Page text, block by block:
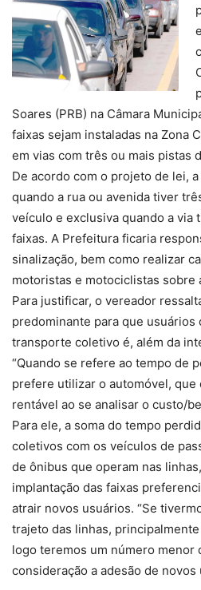
Soares (PRB) na Câmara
faixas sejam instaladas na Zona
em vias com três ou mais pistas
De acordo com o projeto de lei,
quando a rua ou avenida tiver
veículo e exclusiva quando a via
faixas. A Prefeitura ficaria
sinalização, bem como realizar
motoristas e motociclistas sobre
Para justificar, o vereador
predominante para que usuários
transporte coletivo é, além da
“Quando se refere ao tempo de
prefere utilizar o automóvel, que
rentável ao se analisar o custo/
Para ele, a soma do tempo
coletivos com os veículos de
de ônibus que operam nas
implantação das faixas
atrair novos usuários. “Se
trajeto das linhas,
logo teremos um número menor
consideração a adesão de novos